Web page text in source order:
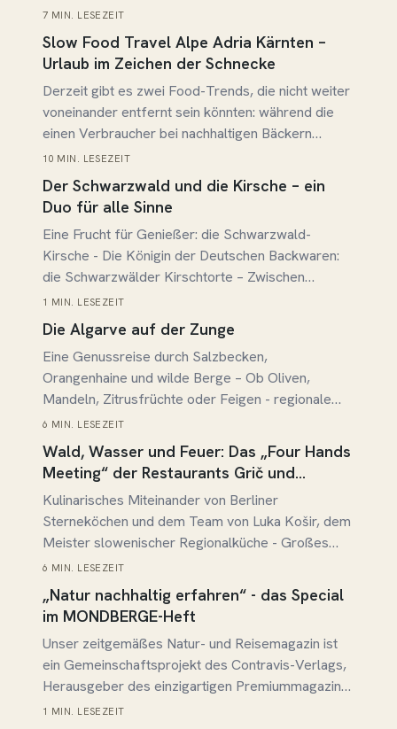
in „Zoiglstuben“ von Oberpfälzer Gemeinden –
immaterielles UNESCO-Kulturgut
7 MIN. LESEZEIT
Slow Food Travel Alpe Adria Kärnten –
Urlaub im Zeichen der Schnecke
Derzeit gibt es zwei Food-Trends, die nicht weiter
voneinander entfernt sein könnten: während die
einen Verbraucher bei nachhaltigen Bäckern
einkaufen, auf Bio achten und sich Zeit fürs
Kochen und den Genuss nehmen, setzt der andere
Trend auf Fast Living mit Fast Food. Essen im
Gehen, am Schreibtisch, schnell auf die…
10 MIN. LESEZEIT
Der Schwarzwald und die Kirsche – ein
Duo für alle Sinne
Eine Frucht für Genießer: die Schwarzwald-
Kirsche - Die Königin der Deutschen Backwaren:
die Schwarzwälder Kirschtorte – Zwischen
Streuobstwiesen und grünen Wäldern – Wandern
und Genießen –Torten, Brände, Obst und
Marmeladen
1 MIN. LESEZEIT
Die Algarve auf der Zunge
Eine Genussreise durch Salzbecken,
Orangenhaine und wilde Berge – Ob Oliven,
Mandeln, Zitrusfrüchte oder Feigen - regionale
Spezialitäten laden zum Verkosten ein
6 MIN. LESEZEIT
Wald, Wasser und Feuer: Das „Four Hands
Meeting“ der Restaurants Grič und
Horváth
Kulinarisches Miteinander von Berliner
Sterneköchen und dem Team von Luka Košir, dem
Meister slowenischer Regionalküche - Großes
Gourmetfest auf Top-Niveau - Slow Food im
besten Sinne
6 MIN. LESEZEIT
„Natur nachhaltig erfahren“ - das Special
im MONDBERGE-Heft
Unser zeitgemäßes Natur- und Reisemagazin ist
ein Gemeinschaftsprojekt des Contravis-Verlags,
Herausgeber des einzigartigen Premiummagazins
MONDBERGE und unserer, auf
1 MIN. LESEZEIT